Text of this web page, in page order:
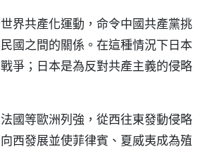
界共產化運動，命令中國共產黨挑
國之間的關係。在這種情況下日本
爭；日本是為反對共產主義的侵略
國等歐洲列強，從西往東發動侵略
西發展並使菲律賓、夏威夷成為殖